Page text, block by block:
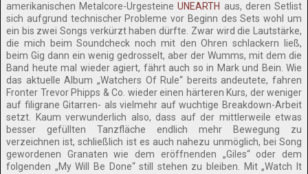
amerikanischen Metalcore-UrgesteineUNEARTH aus, deren Setlist
sich aufgrund technischer Probleme vor Beginn des Sets wohl um
ein bis zwei Songs verkürzt haben dürfte. Zwar wird die Lautstärke,
die mich beim Soundcheck noch mit den Ohren schlackern ließ,
beim Gig dann ein wenig gedrosselt, aber der Wumms, mit dem die
Band heute mal wieder agiert, fährt auch so in Mark und Bein. Wie
das aktuelle Album „Watchers Of Rule“ bereits andeutete, fahren
Fronter Trevor Phipps & Co. wieder einen härteren Kurs, der weniger
auf filigrane Gitarren- als vielmehr auf wuchtige Breakdown-Arbeit
setzt. Kaum verwunderlich also, dass auf der mittlerweile etwas
besser gefüllten Tanzfläche endlich mehr Bewegung zu
verzeichnen ist, schließlich ist es auch nahezu unmöglich, bei Song
gewordenen Granaten wie dem eröffnenden „Giles“ oder dem
folgenden „My Will Be Done“ still stehen zu bleiben. Mit „Watch It